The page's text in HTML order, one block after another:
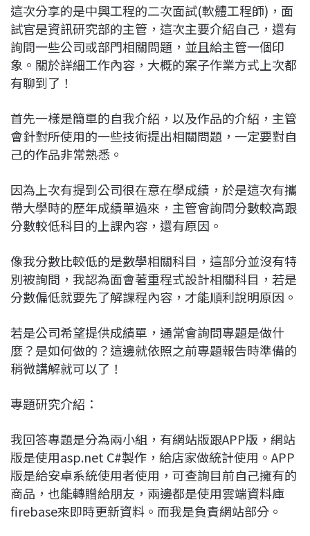
b
o
o
k
a
d
s
e
d
I
n
L
n
k
這次分享的是中興工程的二次面試(軟體工程師)，面
試官是資訊研究部的主管，這次主要介紹自己，還有
詢問一些公司或部門相關問題，並且給主管一個印
象。關於詳細工作內容，大概的案子作業方式上次都
有聊到了！
首先一樣是簡單的自我介紹，以及作品的介紹，主管
會針對所使用的一些技術提出相關問題，一定要對自
己的作品非常熟悉。
因為上次有提到公司很在意在學成績，於是這次有攜
帶大學時的歷年成績單過來，主管會詢問分數較高跟
分數較低科目的上課內容，還有原因。
像我分數比較低的是數學相關科目，這部分並沒有特
別被詢問，我認為面會著重程式設計相關科目，若是
分數偏低就要先了解課程內容，才能順利說明原因。
若是公司希望提供成績單，通常會詢問專題是做什
麼？是如何做的？這邊就依照之前專題報告時準備的
稍微講解就可以了！
專題研究介紹：
我回答專題是分為兩小組，有網站版跟APP版，網站
版是使用asp.net C#製作，給店家做統計使用。APP
版是給安卓系統使用者使用，可查詢目前自己擁有的
商品，也能轉贈給朋友，兩邊都是使用雲端資料庫
firebase來即時更新資料。而我是負責網站部分。